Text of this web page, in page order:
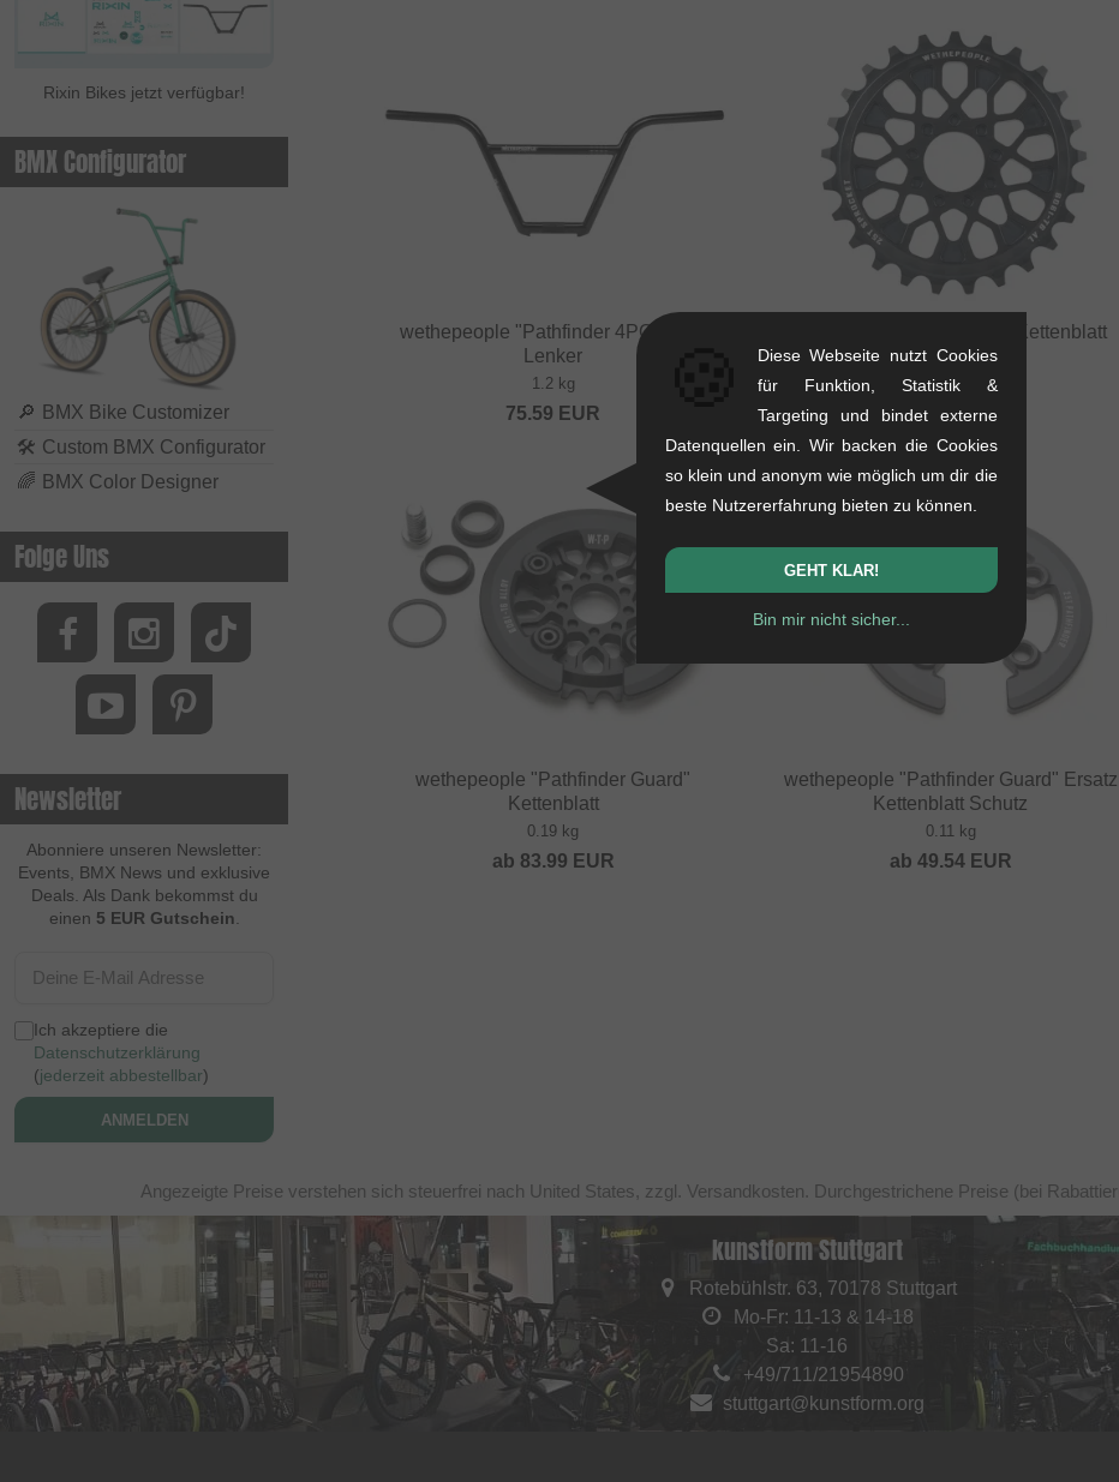
Rixin Bikes jetzt verfügbar!
BMX Configurator
🔎 BMX Bike Customizer
🛠 Custom BMX Configurator
🌈 BMX Color Designer
Folge Uns
Newsletter
Abonniere unseren Newsletter:
Events, BMX News und exklusive
Deals. Als Dank bekommst du
einen 5 EUR Gutschein
Ich akzeptiere die
Datenschutzerklärung
(jederzeit abbestellbar)
ANMELDEN
wethepeople "Pathfinder 4PC" BMX
Lenker
1.2 kg
75.59 EUR
wethepeople "Pathfinder" Kettenblatt
0.1 kg
54.58EUR
wethepeople "Pathfinder Guard"
Kettenblatt
0.19 kg
ab 83.99 EUR
wethepeople "Pathfinder Guard" Ersatz
Kettenblatt Schutz
0.11 kg
ab 49.54EUR
Angezeigte Preise verstehen sich steuerfrei nach United States, zzgl. Versandkosten. Durchgestrichene Preise (bei
kunstform Stuttgart
Rotebühlstr. 63, 70178 Stuttgart
Mo-Fr: 11-13 & 14-18
Sa: 11-16
+49/711/21954890
stuttgart@kunstform.org
Diese Webseite nutzt Cookies
für Funktion, Statistik &
Targeting und bindet externe
Datenquellen ein. Wir backen die Cookies
so klein und anonym wie möglich um dir die
beste Nutzererfahrung bieten zu können.
GEHT KLAR!
Bin mir nicht sicher...